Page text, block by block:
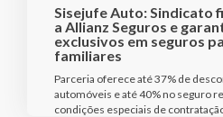
Sisejufe Auto: Sindicato
a Allianz Seguros e
exclusivos em seguros
familiares
Parceria oferece até 37% de
automóveis e até 40% no seguro
condições especiais de